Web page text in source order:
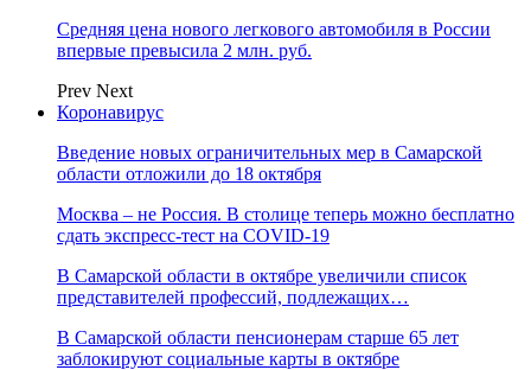
Средняя цена нового легкового автомобиля в России
впервые превысила 2 млн. руб.
Prev Next
Коронавирус
Введение новых ограничительных мер в Самарской
области отложили до 18 октября
Москва – не Россия. В столице теперь можно бесплатно
сдать экспресс-тест на COVID-19
В Самарской области в октябре увеличили список
представителей профессий, подлежащих…
В Самарской области пенсионерам старше 65 лет
заблокируют социальные карты в октябре